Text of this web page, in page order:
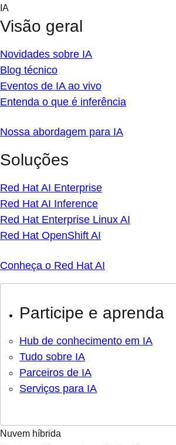
Skip
content
IA
Visão geral
Novidades sobre IA
Blog técnico
Eventos de IA ao vivo
Entenda o que é inferência
Nossa abordagem para IA
Soluções
Red Hat AI Enterprise
Red Hat AI Inference
Red Hat Enterprise Linux AI
Red Hat OpenShift AI
Conheça o Red Hat AI
Participe e aprenda
Hub de conhecimento em IA
Tudo sobre IA
Parceiros de IA
Serviços para IA
Nuvem híbrida